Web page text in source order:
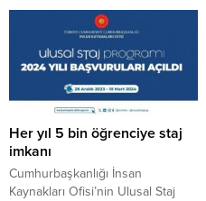
oldu.
Her yıl 5 bin öğrenciye staj
imkanı
Cumhurbaşkanlığı İnsan
Kaynakları Ofisi’nin Ulusal Staj